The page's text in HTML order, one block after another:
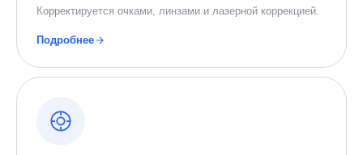
Корректируется очками, линзами и лазерной коррекцией.
Подробнее